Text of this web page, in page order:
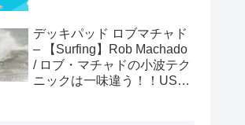
デッキパッド ロブマチャド
– 【Surfing】Rob Machado
/ ロブ・マチャドの小波テク
ニックは一味違う！！USオ